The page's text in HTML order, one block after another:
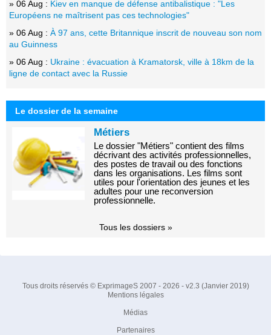
» 06 Aug : Kiev en manque de défense antibalistique : "Les
Européens ne maîtrisent pas ces technologies"
» 06 Aug : À 97 ans, cette Britannique inscrit de nouveau son nom
au Guinness
» 06 Aug : Ukraine : évacuation à Kramatorsk, ville à 18km de la
ligne de contact avec la Russie
Le dossier de la semaine
Métiers
Le dossier "Métiers" contient des films
décrivant des activités professionnelles,
des postes de travail ou des fonctions
dans les organisations. Les films sont
utiles pour l'orientation des jeunes et les
adultes pour une reconversion
professionnelle.
Tous les dossiers »
Tous droits réservés © ExprimageS 2007 - 2026 - v2.3 (Janvier 2019)
Mentions légales
Médias
Partenaires